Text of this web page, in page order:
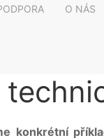
O NÁS
konkrétní